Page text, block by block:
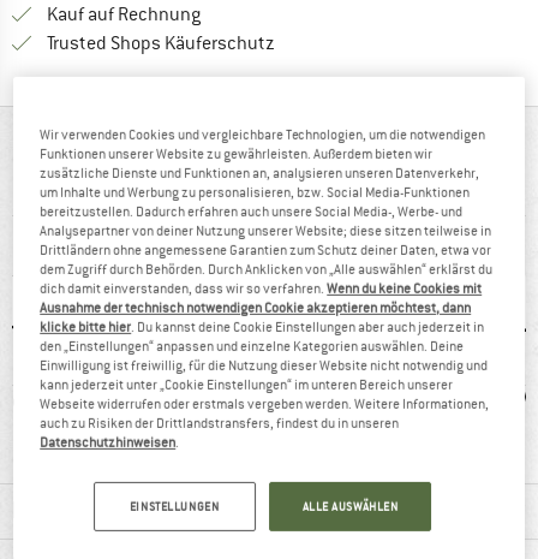
Kauf auf RechnungFinde die Zahlungs-Infos hier! Öffnet
Trusted Shops Käuferschutz
AUF EINEN BLICK
Funktionales T-Shirt mit Merinoanteil für Damen
Mulesing-frei Kunstfaser
MATERIALINFOS & FEATURES
Wir verwenden Cookies und vergleichbare Technologien, um die notwendigen
Funktionen unserer Website zu gewährleisten. Außerdem bieten wir
zusätzliche Dienste und Funktionen an, analysieren unseren Datenverkehr,
um Inhalte und Werbung zu personalisieren, bzw. Social Media-Funktionen
bereitzustellen. Dadurch erfahren auch unsere Social Media-, Werbe- und
Analysepartner von deiner Nutzung unserer Website; diese sitzen teilweise in
Drittländern ohne angemessene Garantien zum Schutz deiner Daten, etwa vor
dem Zugriff durch Behörden. Durch Anklicken von „Alle auswählen“ erklärst du
dich damit einverstanden, dass wir so verfahren.Wenn du keine Cookies mit
Ausnahme der technisch notwendigen Cookie akzeptieren möchtest, dann
klicke bitte hier. Du kannst deine Cookie Einstellungen aber auch jederzeit in
den „Einstellungen“ anpassen und einzelne Kategorien auswählen. Deine
Einwilligung ist freiwillig, für die Nutzung dieser Website nicht notwendig und
kann jederzeit unter „Cookie Einstellungen“ im unteren Bereich unserer
Webseite widerrufen oder erstmals vergeben werden. Weitere Informationen,
auch zu Risiken der Drittlandstransfers, findest du in unseren
Datenschutzhinweisen.
EINSTELLUNGEN ALLE AUSWÄHLEN